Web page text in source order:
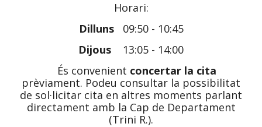
Horari:
Dilluns
09:50 - 10:45
Dijous 13:05 - 14:00
És convenient concertar la cita
prèviament. Podeu consultar la possibilitat
de sol·licitar cita en altres moments parlant
directament amb la Cap de Departament
(Trini R.).